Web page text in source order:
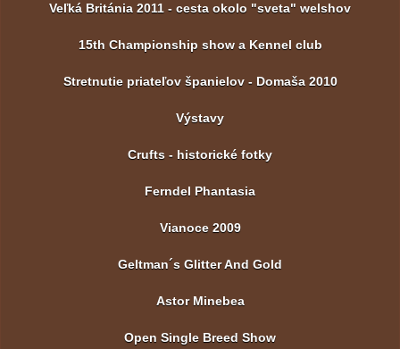
Veľká Británia 2011 - cesta okolo "sveta" welshov
15th Championship show a Kennel club
Stretnutie priateľov španielov - Domaša 2010
Výstavy
Crufts - historické fotky
Ferndel Phantasia
Vianoce 2009
Geltman´s Glitter And Gold
Astor Minebea
Open Single Breed Show